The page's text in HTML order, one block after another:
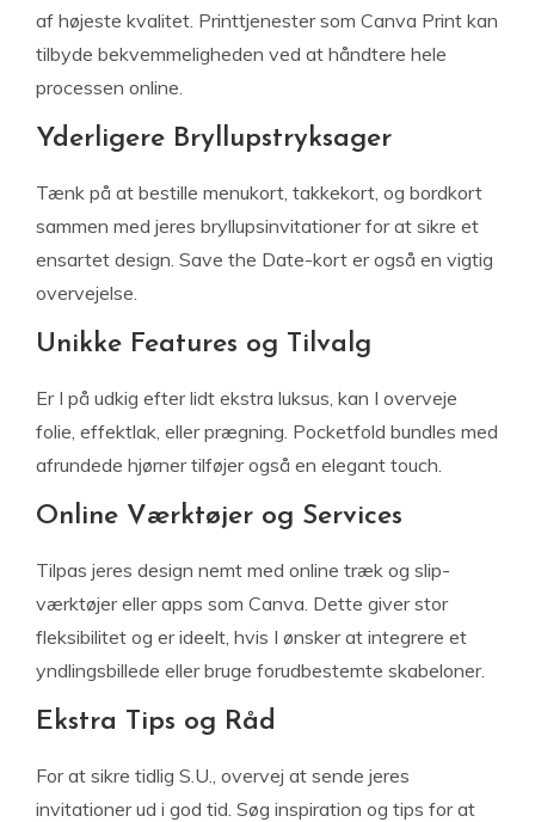
af højeste kvalitet. Printtjenester som Canva Print kan
tilbyde bekvemmeligheden ved at håndtere hele
processen online.
Yderligere Bryllupstryksager
Tænk på at bestille menukort, takkekort, og bordkort
sammen med jeres bryllupsinvitationer for at sikre et
ensartet design. Save the Date-kort er også en vigtig
overvejelse.
Unikke Features og Tilvalg
Er I på udkig efter lidt ekstra luksus, kan I overveje
folie, effektlak, eller prægning. Pocketfold bundles med
afrundede hjørner tilføjer også en elegant touch.
Online Værktøjer og Services
Tilpas jeres design nemt med online træk og slip-
værktøjer eller apps som Canva. Dette giver stor
fleksibilitet og er ideelt, hvis I ønsker at integrere et
yndlingsbillede eller bruge forudbestemte skabeloner.
Ekstra Tips og Råd
For at sikre tidlig S.U., overvej at sende jeres
invitationer ud i god tid. Søg inspiration og tips for at